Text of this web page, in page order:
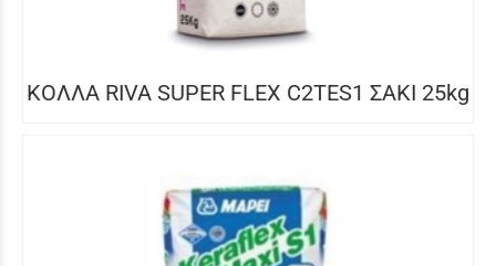
ΚΟΛΛΑ RIVA SUPER FLEX C2TES1 ΣΑΚΙ 25kg